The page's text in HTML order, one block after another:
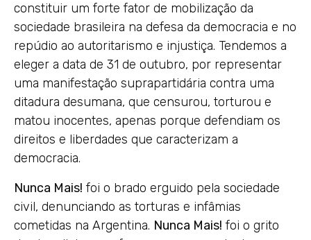
constituir um forte fator de mobilização da
sociedade brasileira na defesa da democracia e no
repúdio ao autoritarismo e injustiça. Tendemos a
eleger a data de 31 de outubro, por representar
uma manifestação suprapartidária contra uma
ditadura desumana, que censurou, torturou e
matou inocentes, apenas porque defendiam os
direitos e liberdades que caracterizam a
democracia.
Nunca Mais! foi o brado erguido pela sociedade
civil, denunciando as torturas e infâmias
cometidas na Argentina. Nunca Mais! foi o grito